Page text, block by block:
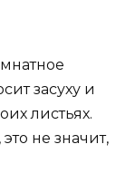
засуху и
листьях.
не значит,